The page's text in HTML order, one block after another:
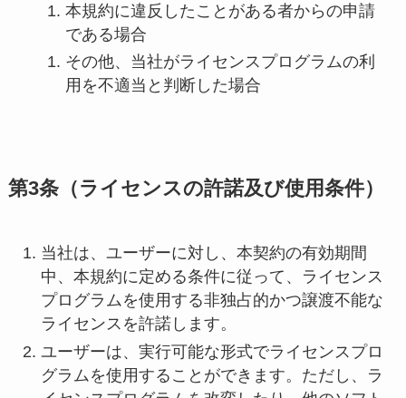
本規約に違反したことがある者からの申請
である場合
その他、当社がライセンスプログラムの利
用を不適当と判断した場合
第3条（ライセンスの許諾及び使用条件）
当社は、ユーザーに対し、本契約の有効期間
中、本規約に定める条件に従って、ライセンス
プログラムを使用する非独占的かつ譲渡不能な
ライセンスを許諾します。
ユーザーは、実行可能な形式でライセンスプロ
グラムを使用することができます。ただし、ラ